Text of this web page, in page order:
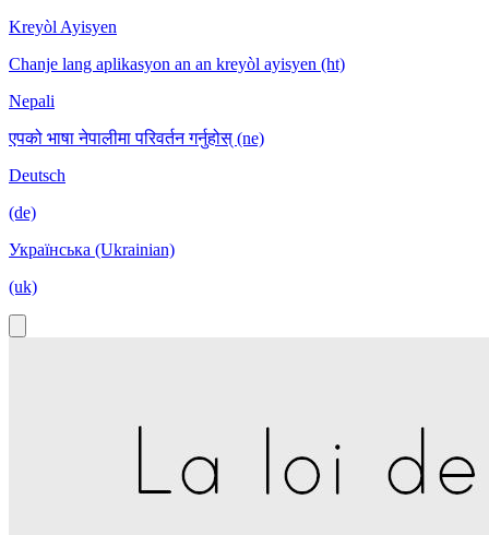
Kreyòl Ayisyen
Chanje lang aplikasyon an an kreyòl ayisyen (ht)
Nepali
एपको भाषा नेपालीमा परिवर्तन गर्नुहोस् (ne)
Deutsch
(de)
Українська (Ukrainian)
(uk)